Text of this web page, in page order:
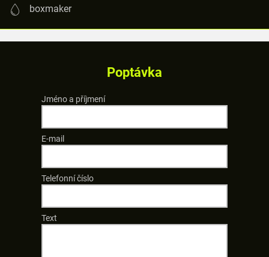
boxmaker
Poptávka
Jméno a příjmení
E-mail
Telefonní číslo
Text